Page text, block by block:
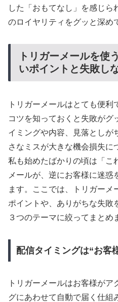
した「おもてなし」を感じら
のロイヤリティをグッと深め
トリガーメールを使
いポイントと失敗し
トリガーメールはとても便
コツを知っておくと失敗がグ
イミングや内容、見落としが
さなミスが大きな機会損失に
私も始めたばかりの頃は「こ
メールが、逆にお客様に迷惑
ます。ここでは、トリガーメ
ポイントや、ありがちな失敗
３つのテーマに絞ってまとめ
配信タイミングは“お客
トリガーメールはお客様が
グにあわせて自動で届く仕組